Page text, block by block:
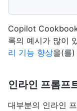
Copilot
록의 예시가 많이
리 기능 향상을(를)
인라인 프롬프
대부분의 인라인